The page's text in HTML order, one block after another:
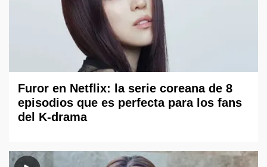
Furor en Netflix: la serie coreana de 8
episodios que es perfecta para los fans
del K-drama